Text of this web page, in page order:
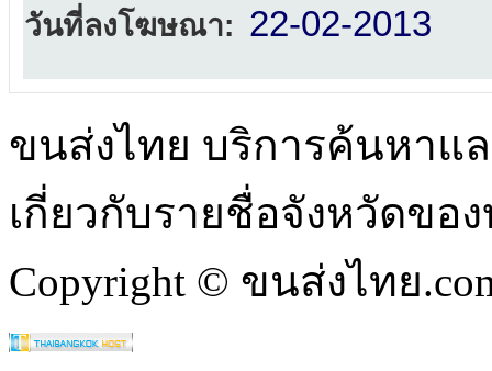
วันที่ลงโฆษณา: 22-02-2013
ขนส่งไทย บริการค้นหาแ
เกี่ยวกับรายชื่อจังหวัดขอ
Copyright © ขนส่งไทย